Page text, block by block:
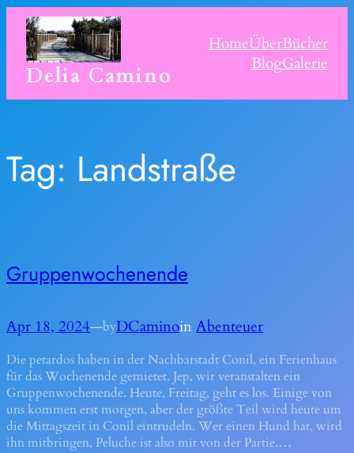
Skip
content
Delia Camino
HomeÜberBücher
BlogGalerie
Tag: Landstraße
Gruppenwochenende
Apr 18, 2024—byDCaminoinAbenteuer
Die petardos haben in der Nachbarstadt Conil, ein Ferienhaus
für das Wochenende gemietet. Jep, wir veranstalten ein
Gruppenwochenende. Heute, Freitag, geht es los. Einige von
uns kommen erst morgen, aber der größte Teil wird heute um
die Mittagszeit in Conil eintrudeln. Wer einen Hund hat, wird
ihn mitbringen, Peluche ist also mit von der Partie.…